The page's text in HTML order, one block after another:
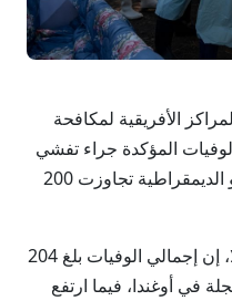
المراكز الأفريقية لمكافحة
المؤكدة جراء تفشي
فيروس إيبولا في جمهورية الكونغو الديمقراطية تجاوزت 200
وقال ممثل المراكز، وسام مانكولا، إن إجمالي الوفيات بلغ 204
في أوغندا، فيما ارتفع